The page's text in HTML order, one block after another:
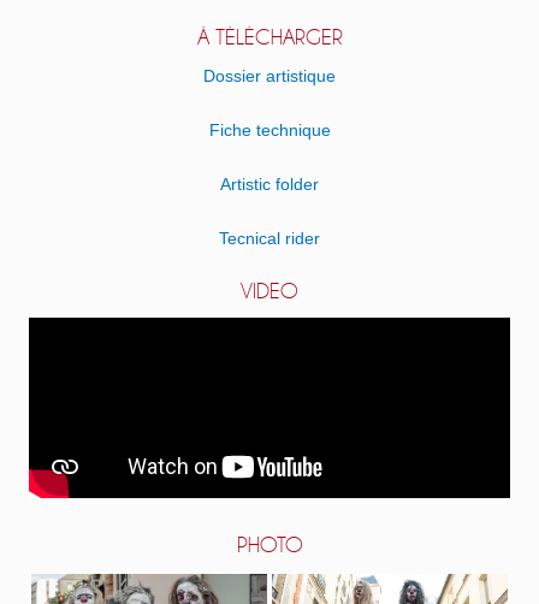
À TÉLÉCHARGER
Dossier artistique
Fiche technique
Artistic folder
Tecnical rider
VIDEO
PHOTO